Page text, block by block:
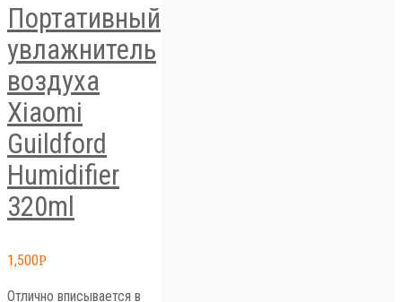
Портативный
увлажнитель
воздуха
Xiaomi
Guildford
Humidifier
320ml
1,500Р
Отлично вписывается в